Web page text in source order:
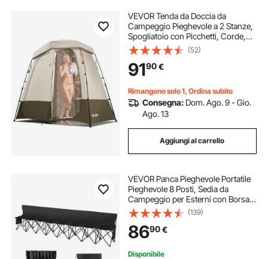
VEVOR Tenda da Doccia da
Campeggio Pieghevole a 2 Stanze,
Spogliatoio con Picchetti, Corde,
Borsa per il Trasporto e Traversa,
Tessuto Oxford 150D con
Rivestimento Argentato, per
Campeggio, Spiaggia
(52)
9190€
Rimangono solo 1, Ordina subito
Consegna: Dom. Ago. 9 - Gio.
Ago. 13
Aggiungi al carrello
VEVOR Panca Pieghevole Portatile
Pieghevole 8 Posti, Sedia da
Campeggio per Esterni con Borsa
per Trasporto e Schienale, Panca da
Campo per Sport Calcio Pesca,
Seduta Istantanea Senza
Montaggio, Nero
(139)
8690€
Disponibile